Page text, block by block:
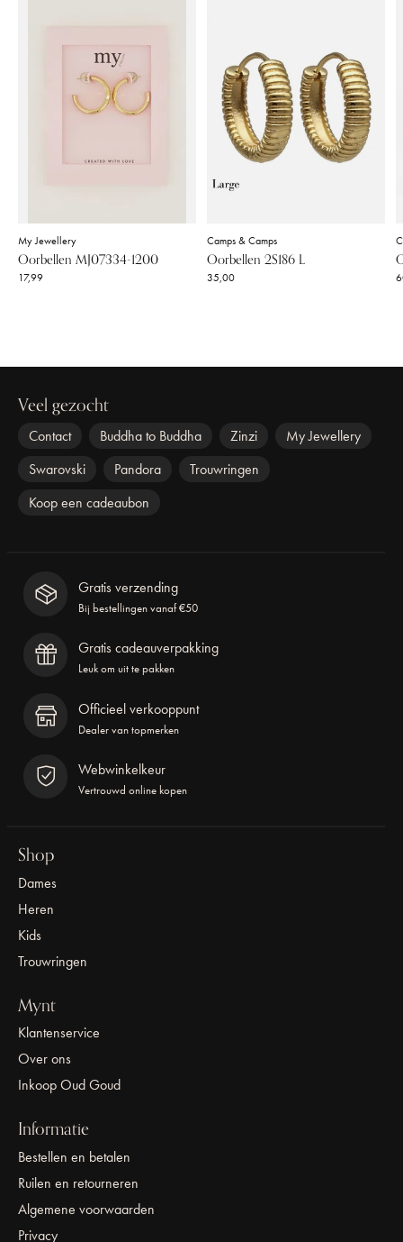
My Jewellery
Oorbellen MJ07334-1200
17,99
Camps & Camps
Oorbellen 2S186 L
35,00
Veel gezocht
Contact Buddha to Buddha Zinzi
My Jewellery
Swarovski
Pandora
Trouwringen
Koop een cadeaubon
Gratis verzending
Bij bestellingen vanaf €50
Gratis cadeauverpakking
Leuk om uit te pakken
Officieel verkooppunt
Dealer van topmerken
Webwinkelkeur
Vertrouwd online kopen
Shop
Dames
Heren
Kids
Trouwringen
Mynt
Klantenservice
Over ons
Inkoop Oud Goud
Informatie
Bestellen en betalen
Ruilen en retourneren
Algemene voorwaarden
Privacy